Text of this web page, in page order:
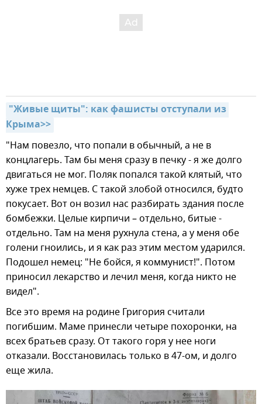
"Живые щиты": как фашисты отступали из
Крыма>>
"Нам повезло, что попали в обычный, а не в
концлагерь. Там бы меня сразу в печку - я же долго
двигаться не мог. Поляк попался такой клятый, что
хуже трех немцев. С такой злобой относился, будто
покусает. Вот он возил нас разбирать здания после
бомбежки. Целые кирпичи – отдельно, битые -
отдельно. Там на меня рухнула стена, а у меня обе
голени гноились, и я как раз этим местом ударился.
Подошел немец: "Не бойся, я коммунист!". Потом
приносил лекарство и лечил меня, когда никто не
видел".
Все это время на родине Григория считали
погибшим. Маме принесли четыре похоронки, на
всех братьев сразу. От такого горя у нее ноги
отказали. Восстановилась только в 47-ом, и долго
еще жила.